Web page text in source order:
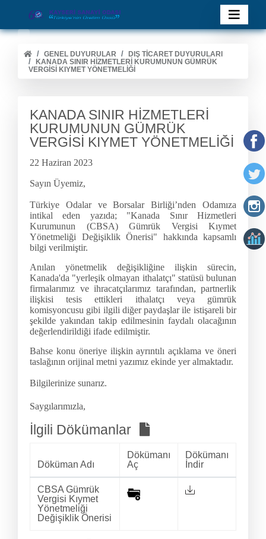
GENEL DUYURULAR
DIŞ TİCARET DUYURULARI
KANADA SINIR HİZMETLERİ KURUMUNUN GÜMRÜK
VERGİSİ KIYMET YÖNETMELİĞİ
KANADA SINIR HİZMETLERİ
KURUMUNUN GÜMRÜK
VERGİSİ KIYMET YÖNETMELİĞİ
22 Haziran 2023
Sayın Üyemiz,
Türkiye Odalar ve Borsalar Birliği’nden Odamıza
intikal eden yazıda; "Kanada Sınır Hizmetleri
Kurumunun (CBSA) Gümrük Vergisi Kıymet
Yönetmeliği Değişiklik Önerisi" hakkında kapsamlı
bilgi verilmiştir.
Anılan yönetmelik değişikliğine ilişkin sürecin,
Kanada'da "yerleşik olmayan ithalatçı" statüsü bulunan
firmalarımız ve ihracatçılarımız tarafından, partnerlik
ilişkisi tesis ettikleri ithalatçı veya gümrük
komisyoncusu gibi ilgili diğer paydaşlar ile istişareli bir
şekilde yakından takip edilmesinin faydalı olacağının
değerlendirildiği ifade edilmiştir.
Bahse konu öneriye ilişkin ayrıntılı açıklama ve öneri
taslağının orijinal metni yazımız ekinde yer almaktadır.
Bilgilerinize sunarız.
Saygılarımızla,
İlgili Dökümanlar
Döküman Adı
Dökümanı
Aç
Dökümanı
İndir
CBSA Gümrük
Vergisi Kıymet
Yönetmeliği
Değişiklik Önerisi